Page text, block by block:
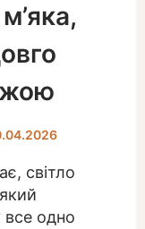
світло
одно